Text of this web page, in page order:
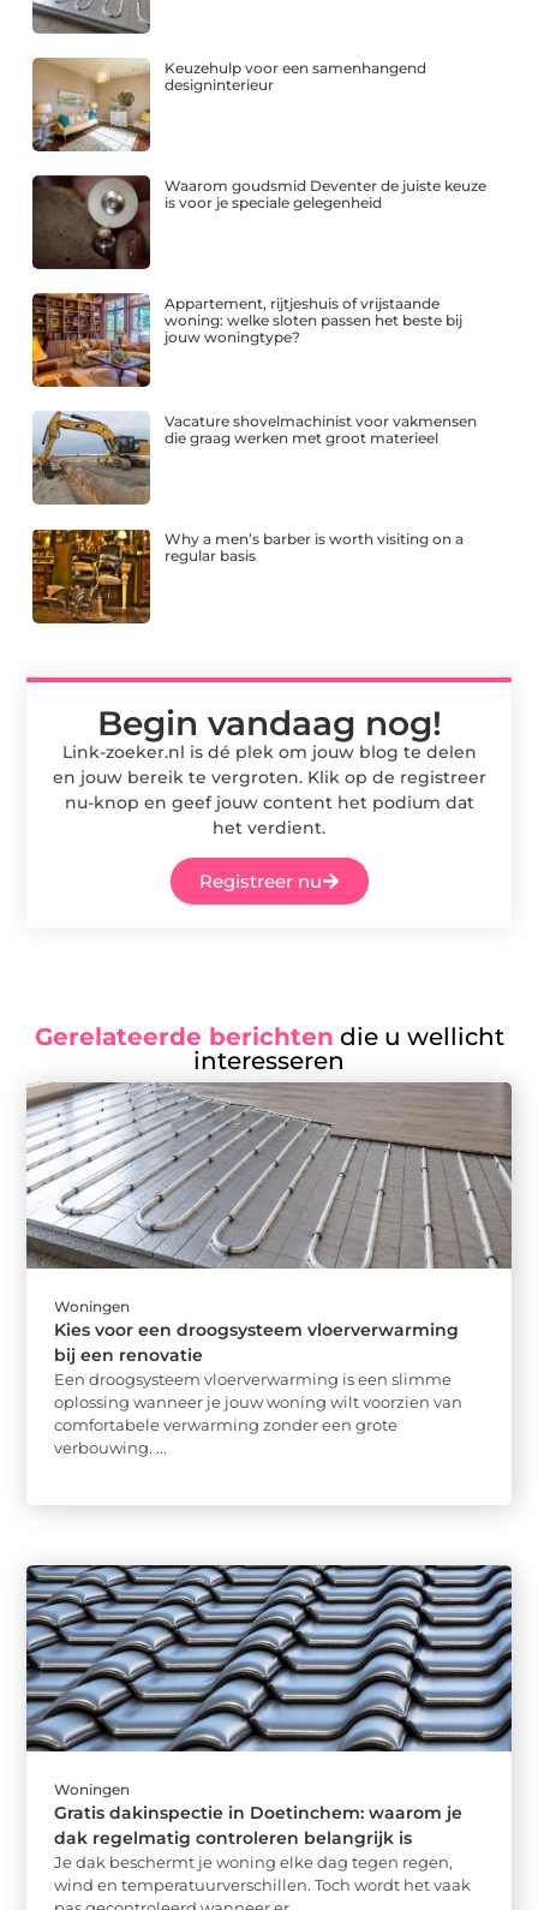
Keuzehulp voor een samenhangend
designinterieur
Waarom goudsmid Deventer de juiste keuze
is voor je speciale gelegenheid
Appartement, rijtjeshuis of vrijstaande
woning: welke sloten passen het beste bij
jouw woningtype?
Vacature shovelmachinist voor vakmensen
die graag werken met groot materieel
Why a men’s barber is worth visiting on a
regular basis
Begin vandaag nog!
Link-zoeker.nl is dé plek om jouw blog te delen
en jouw bereik te vergroten. Klik op de registreer
nu-knop en geef jouw content het podium dat
het verdient.
Registreer nu
Gerelateerde berichten die u wellicht
interesseren
Woningen
Kies voor een droogsysteem vloerverwarming
bij een renovatie
Een droogsysteem vloerverwarming is een slimme
oplossing wanneer je jouw woning wilt voorzien van
comfortabele verwarming zonder een grote
verbouwing. ...
Woningen
Gratis dakinspectie in Doetinchem: waarom je
dak regelmatig controleren belangrijk is
Je dak beschermt je woning elke dag tegen regen,
wind en temperatuurverschillen. Toch wordt het vaak